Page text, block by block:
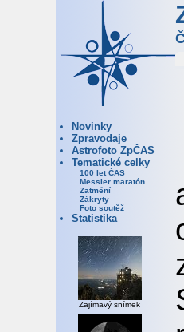
Novinky
Zpravodaje
Astrofoto ZpČAS
Tematické celky
100 let ČAS
Messier maratón
Zatmění
Zákryty
Foto soutěž
Statistika
Zajímavý snímek